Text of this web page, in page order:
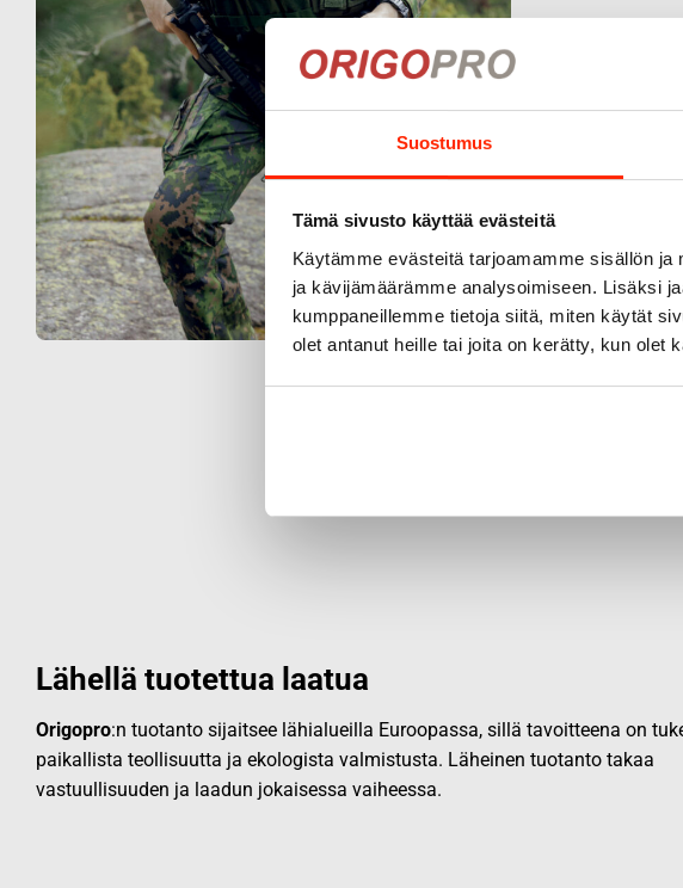
Suostumus
Tämä sivusto käyttää evästeitä
Käytämme evästeitä tarjoamamme sisällön
ja kävijämäärämme analysoimiseen. Lisäksi
kumppaneillemme tietoja siitä, miten käytät
olet antanut heille tai joita on kerätty, kun olet
Lähellä tuotettua laatua
Origopro:n tuotanto sijaitsee lähialueilla Euroopassa, sillä tavoitteena on
paikallista teollisuutta ja ekologista valmistusta. Läheinen tuotanto takaa
vastuullisuuden ja laadun jokaisessa vaiheessa.